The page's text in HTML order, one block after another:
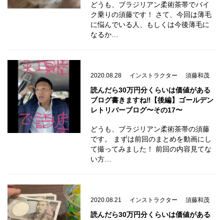
どうも、ブラジリアン柔術茶帯でバイ
ク乗りの須藤です！ さて、今回は薄毛
に悩んでいる人、もしくは今後薄毛に
なるか…
2020.08.28 インストラクター 須藤和茂
読んだら30万円分くらいは価値がある
ブログ書きますね‼️【後編】ゴールデン
レトリバーブログ〜その17〜
どうも、ブラジリアン柔術茶帯の須藤
です。 まずは前回のまとめを動画にし
て撮ってみました！ 前回の内容見てな
い方…
2020.08.21 インストラクター 須藤和茂
読んだら30万円分くらいは価値がある